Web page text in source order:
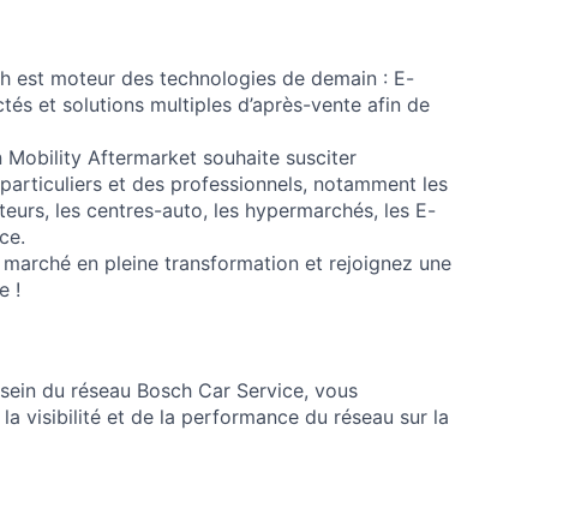
est moteur des technologies de demain : E-
et solutions multiples d’après-vente afin de
Mobility Aftermarket souhaite susciter
et des professionnels, notamment les
les centres-auto, les hypermarchés, les E-
en pleine transformation et rejoignez une
!
du réseau Bosch Car Service, vous
visibilité et de la performance du réseau sur la